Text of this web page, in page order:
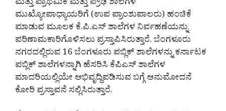
ಮತ್ತು ಪ್ರಾಥಮಿಕ ಮತ್ತು ಪ್ರೌಢ ಶಾಲೆಗಳ
ಮುಖ್ಯೋಪಾಧ್ಯಾಯರಿಗೆ (ಉಪ ಪ್ರಾಂಶುಪಾಲರು) ಹಂಚಿಕೆ
ಮಾಡುವ ಮೂಲಕ ಕೆ.ಪಿ.ಎಸ್ ಶಾಲೆಗಳ ನಿರ್ವಹಣೆಯನ್ನು
ಪರಿಣಾಮಕಾರಿಗೊಳಿಸಲು ಪ್ರಸ್ತಾಪಿಸಿರುತ್ತಾರೆ. ಬೆಂಗಳೂರು
ನಗರದಲ್ಲಿರುವ 16 ಬೆಂಗಳೂರು ಪಬ್ಲಿಕ್ ಶಾಲೆಗಳನ್ನು ಕರ್ನಾಟಕ
ಪಬ್ಲಿಕ್ ಶಾಲೆಗಳನ್ನಾಗಿ ಹೆಸರಿಸಿ ಕೆಪಿಎಸ್ ಶಾಲೆಗಳ
ಮಾದರಿಯಲ್ಲಿಯೇ ಅಭಿವೃದ್ಧಿಪಡಿಸುವ ಬಗ್ಗೆ ಅನುಮೋದನೆ
ಕೋರಿ ಪ್ರಸ್ತಾವನೆ ಸಲ್ಲಿಸಿರುತ್ತಾರೆ.